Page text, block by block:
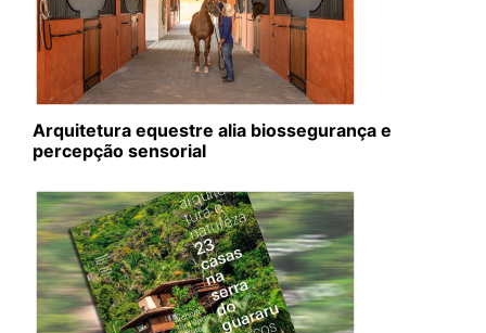
Arquitetura equestre alia biossegurança e
percepção sensorial